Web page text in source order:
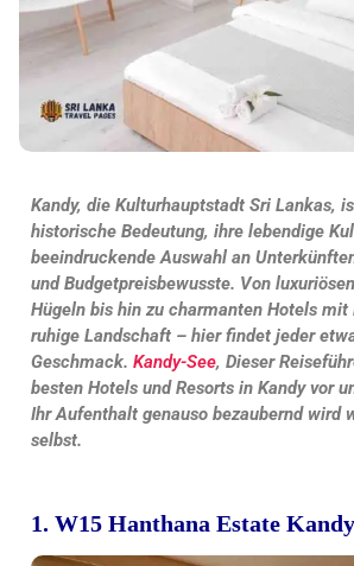
Kandy, die Kulturhauptstadt Sri Lankas,
historische Bedeutung, ihre lebendige
beeindruckende Auswahl an
und Budgetpreisbewusste. Von
Hügeln bis hin zu charmanten Hotels
ruhige Landschaft – hier findet jeder
Geschmack. Kandy-See, Dieser
besten Hotels und Resorts in Kandy vor
Ihr Aufenthalt genauso bezaubernd wird
selbst.
1. W15 Hanthana Estate Kandy